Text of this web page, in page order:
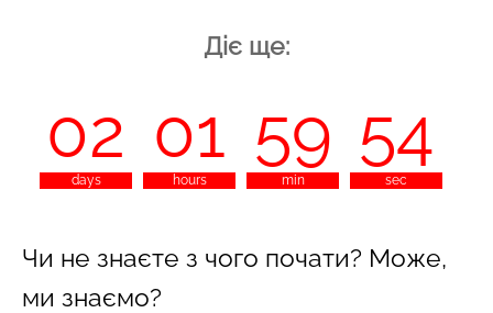
Діє ще:
02
days
01
hours
59
min 53
sec
Чи не знаєте з чого почати? Може,
ми знаємо?